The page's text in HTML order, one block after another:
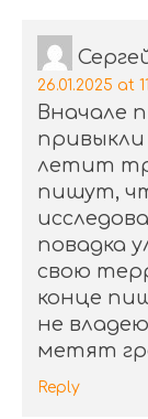
26.01.2025 at
Вначале
летит
пишут,
повадка
свою
конце
не
метят
Reply